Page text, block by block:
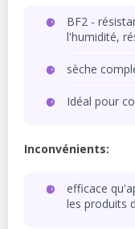
BF2 -
l'humidité,
sèche
Idéal pour
Inconvénients:
efficace
les produits